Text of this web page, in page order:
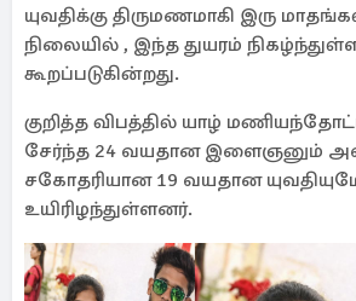
யுவதிக்கு திருமணமாகி இரு
நிலையில் , இந்த துயரம்
கூறப்படுகின்றது.
குறித்த விபத்தில் யாழ்
சேர்ந்த 24 வயதான இளைஞனும்
சகோதரியான 19 வயதான
உயிரிழந்துள்ளனர்.